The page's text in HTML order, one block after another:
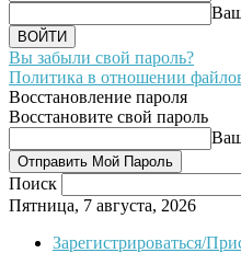
Вы забыли свой пароль?
Политика в отношении
Восстановление пароля
Восстановите свой пароль
Поиск
Пятница, 7 августа, 2026
Зарегистрироваться/